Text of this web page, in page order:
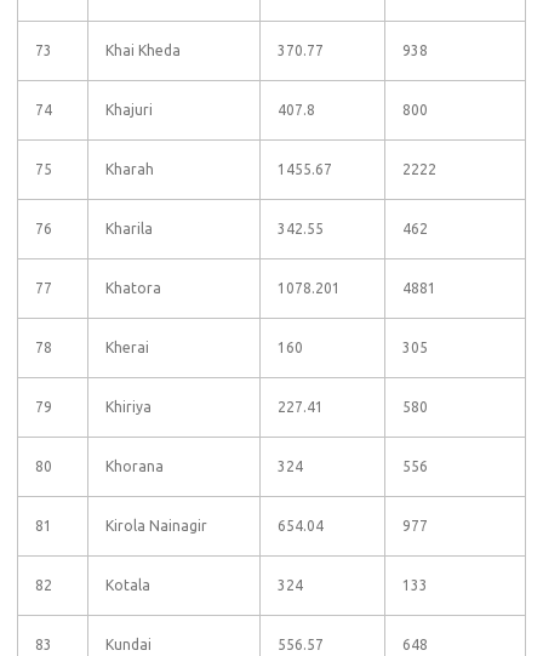
73 Khai Kheda 370.77 938
74 Khajuri 407.8 800
75 Kharah 1455.67 2222
76 Kharila 342.55 462
77 Khatora 1078.201 4881
78 Kherai 160 305
79 Khiriya 227.41 580
80 Khorana 324 556
81 Kirola Nainagir 654.04 977
82 Kotala 324 133
83 Kundai 556.57 648